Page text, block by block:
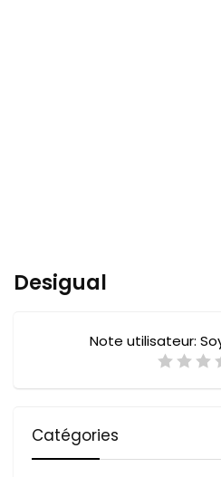
Desigual
Note utilisateur:
Catégories